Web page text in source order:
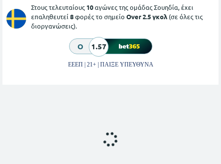
Στους τελευταίους 10αγώνες της ομάδας Σουηδία, έχει
επαληθευτεί 8φορές το σημείο Over 2.5 γκολ (σε όλες τις
διοργανώσεις).
O 1.57
ΕΕΕΠ | 21+ | ΠΑΙΞΕ ΥΠΕΥΘΥΝΑ